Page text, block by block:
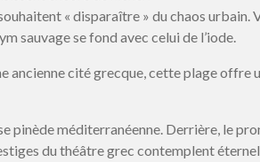
« disparaître » du chaos urbain.
sauvage se fond avec celui de l’iode.
ancienne cité grecque, cette plage offre
pinède méditerranéenne. Derrière, le
du théâtre grec contemplent